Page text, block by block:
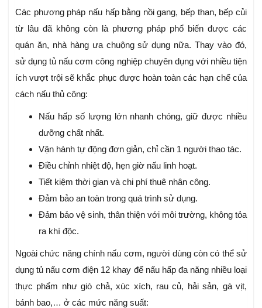
Các phương pháp nấu hấp bằng nồi gang, bếp than, bếp củi
từ lâu đã không còn là phương pháp phổ biến được các
quán ăn, nhà hàng ưa chuộng sử dụng nữa. Thay vào đó,
sử dụng tủ nấu cơm công nghiệp chuyên dụng với nhiều tiện
ích vượt trội sẽ khắc phục được hoàn toàn các hạn chế của
cách nấu thủ công:
Nấu hấp số lượng lớn nhanh chóng, giữ được nhiều
dưỡng chất nhất.
Vận hành tự động đơn giản, chỉ cần 1 người thao tác.
Điều chỉnh nhiệt độ, hẹn giờ nấu linh hoạt.
Tiết kiệm thời gian và chi phí thuê nhân công.
Đảm bảo an toàn trong quá trình sử dụng.
Đảm bảo vệ sinh, thân thiện với môi trường, không tỏa
ra khí độc.
Ngoài chức năng chính nấu cơm, người dùng còn có thể sử
dụng tủ nấu cơm điện 12 khay để nấu hấp đa năng nhiều loại
thực phẩm như giò chả, xúc xích, rau củ, hải sản, gà vịt,
bánh bao,… ở các mức năng suất: